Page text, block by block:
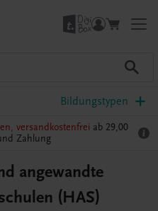
Bildungstypen
versandkostenfrei ab 29,00
Zahlung
angewandte
(HAS)